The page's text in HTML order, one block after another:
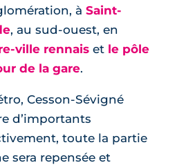
à Saint-
, au sud-ouest, en
ville rennais et le pôle
de la gare.
Cesson-Sévigné
d’importants
toute la partie
sera repensée et